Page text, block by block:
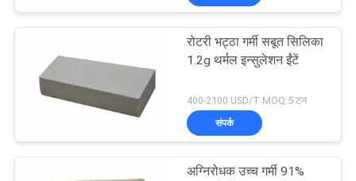
स्टील मेकिंग रेफ्रेक्ट्रीज
17
रोटरी भट्ठा गर्मी सबूत सिलिका
1.2g थर्मल इन्सुलेशन ईंटें
400-2100 USD/T MOQ:5 टन
संपर्क
अग्निरोधक उच्च गर्मी 91%